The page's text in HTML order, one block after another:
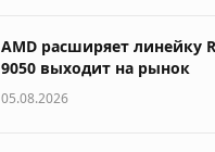
AMD расширяет линейку
9050 выходит на рынок
05.08.2026